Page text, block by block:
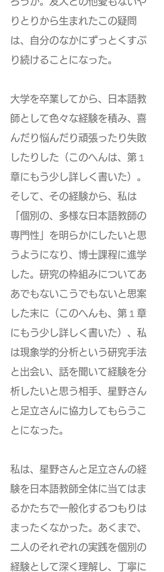
りとりから生まれたこの疑問
は、自分のなかにずっとくすぶ
り続けることになった。
大学を卒業してから、日本語教
師として色々な経験を積み、喜
んだり悩んだり頑張ったり失敗
したりした（このへんは、第１
章にもう少し詳しく書いた）。
そして、その経験から、私は
「個別の、多様な日本語教師の
専門性」を明らかにしたいと思
うようになり、博士課程に進学
した。研究の枠組みについてあ
あでもないこうでもないと思案
した末に（このへんも、第１章
にもう少し詳しく書いた）、私
は現象学的分析という研究手法
と出会い、話を聞いて経験を分
析したいと思う相手、星野さん
と足立さんに協力してもらうこ
とになった。
私は、星野さんと足立さんの経
験を日本語教師全体に当てはま
るかたちで一般化するつもりは
まったくなかった。あくまで、
二人のそれぞれの実践を個別の
経験として深く理解し、丁寧に